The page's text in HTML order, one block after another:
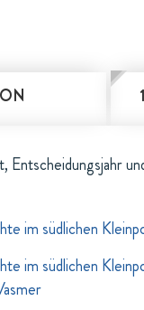
im südlichen
im südlichen